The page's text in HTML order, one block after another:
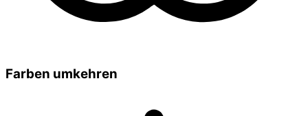
Farben umkehren